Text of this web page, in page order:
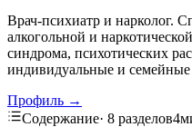
Врач-психиатр и нарколог.
алкогольной и
синдрома, психотических
индивидуальные и семейные
Профиль →
Содержание· 8 разделов